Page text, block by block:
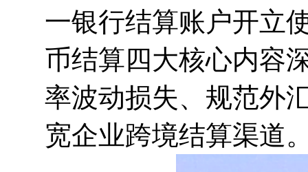
一银行结算账户开立
币结算四大核心内容
率波动损失、规范外
宽企业跨境结算渠道